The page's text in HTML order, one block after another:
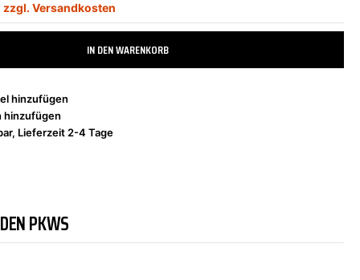
zzgl. Versandkosten
IN DEN WARENKORB
hinzufügen
hinzufügen
Lieferzeit 2-4 Tage
PKWS